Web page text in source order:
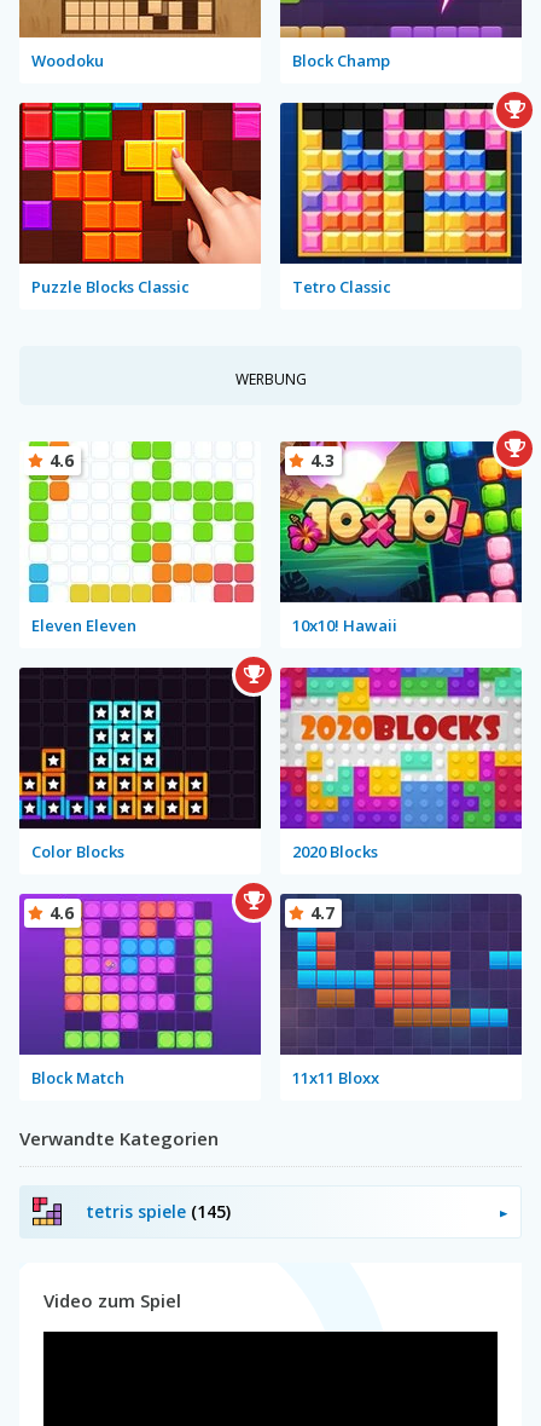
Woodoku Block Champ
Puzzle Blocks Classic Tetro Classic
WERBUNG
Eleven Eleven
4.6
10x10! Hawaii
4.3
Color Blocks 2020 Blocks
Block Match
4.6
11x11 Bloxx
4.7
Verwandte Kategorien
tetris spiele (145)
Video zum Spiel